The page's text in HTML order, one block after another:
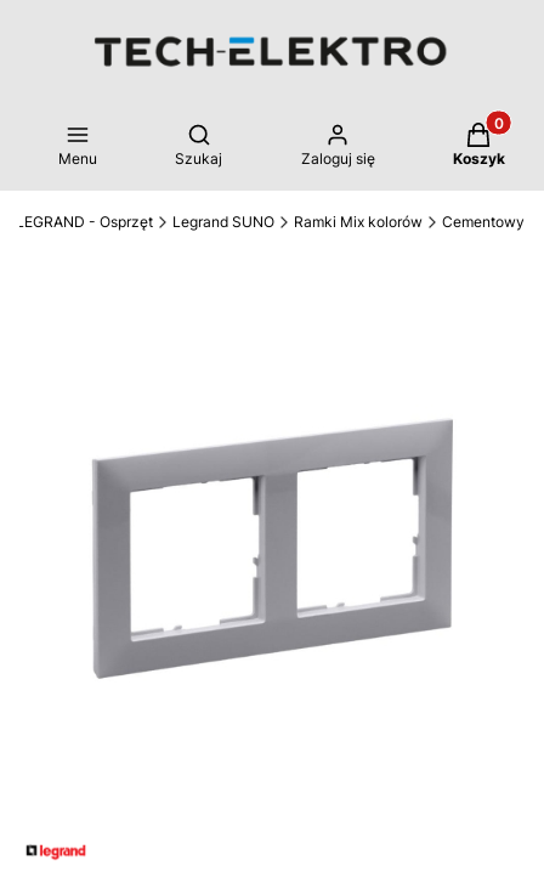
Menu
Otwórz wyszukiwarkę
Szukaj Zaloguj się Koszyk
LEGRAND - Osprzęt Legrand SUNO Ramki Mix kolorów Cementowy